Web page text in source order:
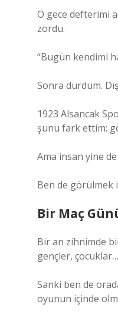
O gece defterimi
zordu.
“Bugün kendimi
Sonra durdum.
1923 Alsancak
şunu fark ettim:
Ama insan yine
Ben de görülmek
Bir Maç
Bir an zihnimde
gençler,
Sanki ben de
oyunun içinde